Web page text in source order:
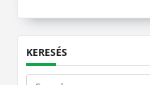
KERESÉS